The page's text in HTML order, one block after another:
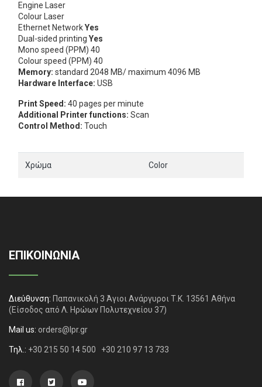
Engine Laser
Colour Laser
Ethernet NetworkYes
Dual-sided printing Yes
Mono speed (PPM) 40
Colour speed (PPM) 40
Memory: standard 2048 MB/ maximum 4096 MB
Hardware Interface: USB
Print Speed: 40 pages per minute
Additional Printer functions: Scan
Control Method: Touch
Χρώμα Color
ΕΠΙΚΟΙΝΩΝΙΑ
Διεύθυνση: Παπανικολή 3 Άγιοι Ανάργυροι Τ.Κ. 13561 Αθήνα
(Είσοδος από Λ. Ηρώων Πολυτεχνείου 37)
Mail us: orders@lpr.gr
Τηλ.: +30 215 50 14 500 +30 210 97 13 733